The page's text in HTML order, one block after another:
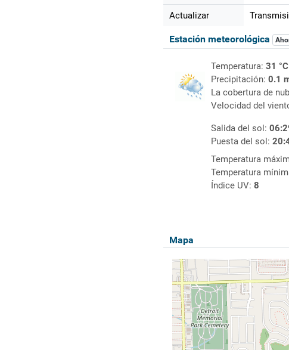
Actualizar
Estación meteorológica
Temperatura: 31 °C
Precipitación: 0.1
La cobertura de
Velocidad del
Salida del sol:
Puesta del sol:
Temperatura
Temperatura
Índice UV: 8
Mapa